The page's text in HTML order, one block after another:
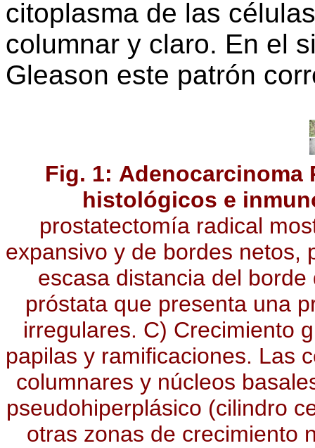
citoplasma de las
columnar y claro. En el
Gleason este patrón
Fig. 1: Adenocarcinoma
histológicos e
prostatectomía radical
expansivo y de bordes netos,
escasa distancia del
próstata que presenta una
irregulares. C) Crecimiento
papilas y ramificaciones. Las
columnares y núcleos
pseudohiperplásico (cilindro
otras zonas de crecimiento